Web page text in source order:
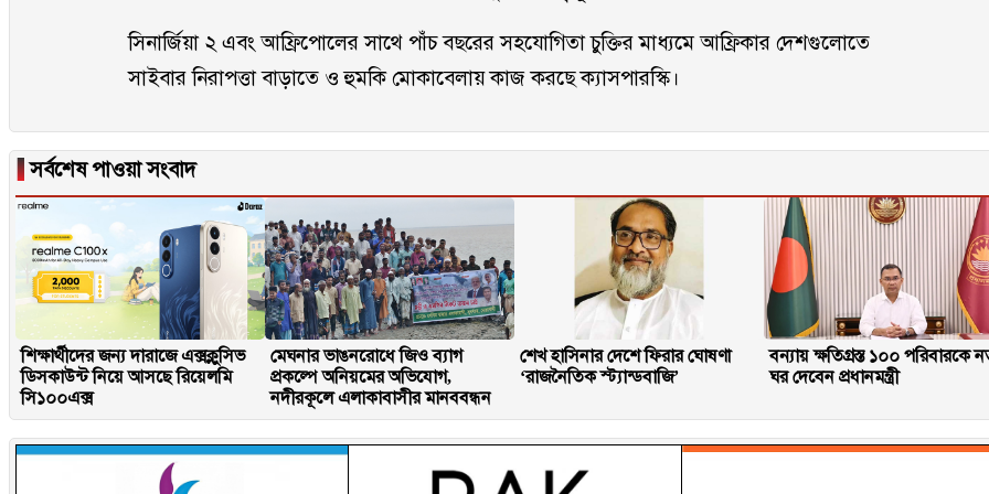
সিনার্জিয়া ২ এবং আফ্রিপোলের সাথে পাঁচ বছরের সহযোগিতা চুক্তির মাধ্যমে আফ্রিকার দেশগুলোতে
সাইবার নিরাপত্তা বাড়াতে ও হুমকি মোকাবেলায় কাজ করছে ক্যাসপারস্কি।
▐সর্বশেষ পাওয়া সংবাদ
শিক্ষার্থীদের জন্য দারাজে এক্সক্লুসিভ
ডিসকাউন্ট নিয়ে আসছে রিয়েলমি
সি১০০এক্স
মেঘনার ভাঙনরোধে জিও ব্যাগ
প্রকল্পে অনিয়মের অভিযোগ,
নদীরকূলে এলাকাবাসীর মানববন্ধন
শেখ হাসিনার দেশে ফিরার ঘোষণা
‘রাজনৈতিক স্ট্যান্ডবাজি’
বন্যায় ক্ষতিগ্রস্ত ১০০ পরিবারকে
ঘর দেবেন প্রধানমন্ত্রী